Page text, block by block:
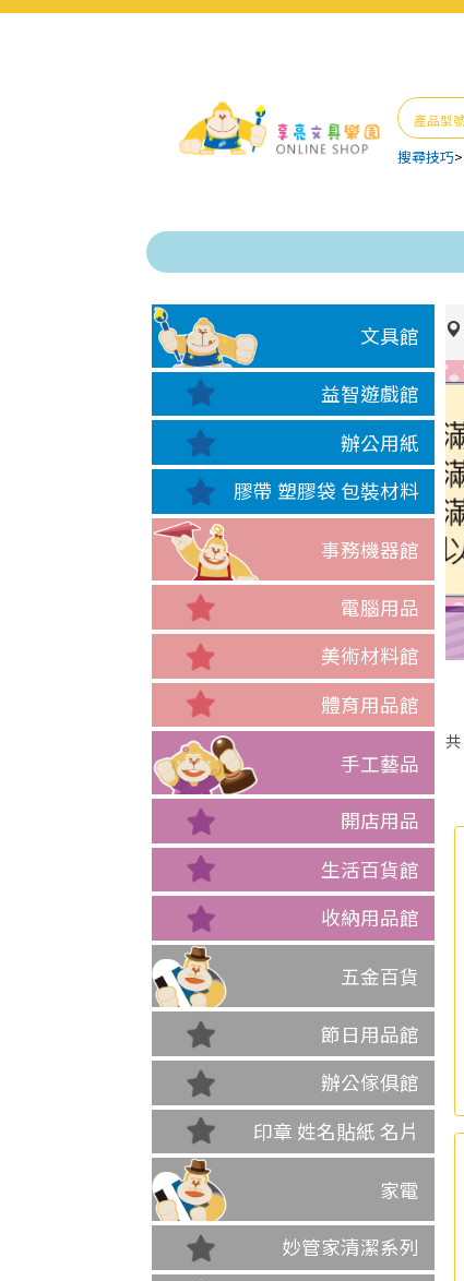
搜尋技巧>
文具館
益智遊戲館
辦公用紙
膠帶 塑膠袋 包裝材料
事務機器館
電腦用品
美術材料館
體育用品館
手工藝品
開店用品
生活百貨館
收納用品館
五金百貨
節日用品館
辦公傢俱館
印章 姓名貼紙 名片
家電
妙管家清潔系列
共